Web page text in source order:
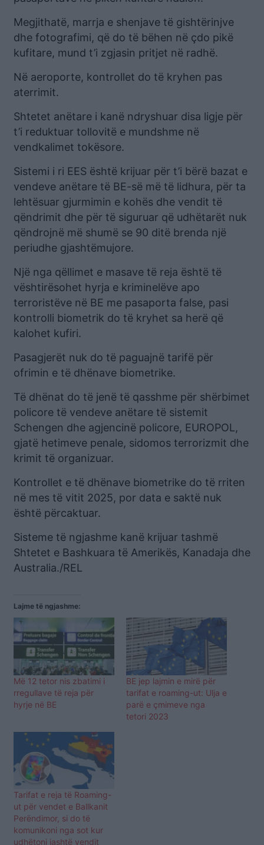
Megjithatë, marrja e shenjave të gishtërinjve
dhe fotografimi, që do të bëhen në çdo pikë
kufitare, mund t’i zgjasin pritjet në radhë.
Në aeroporte, kontrollet do të kryhen pas
aterrimit.
Shtetet anëtare i kanë ndryshuar disa ligje për
t’i reduktuar tollovitë e mundshme në
vendkalimet tokësore.
Sistemi i ri EES është krijuar për t’i bërë bazat e
vendeve anëtare të BE-së më të lidhura, për ta
lehtësuar gjurmimin e kohës dhe vendit të
qëndrimit dhe për të siguruar që udhëtarët nuk
qëndrojnë më shumë se 90 ditë brenda një
periudhe gjashtëmujore.
Një nga qëllimet e masave të reja është të
vështirësohet hyrja e kriminelëve apo
terroristëve në BE me pasaporta false, pasi
kontrolli biometrik do të kryhet sa herë që
kalohet kufiri.
Pasagjerët nuk do të paguajnë tarifë për
ofrimin e të dhënave biometrike.
Të dhënat do të jenë të qasshme për shërbimet
policore të vendeve anëtare të sistemit
Schengen dhe agjencinë policore, EUROPOL,
gjatë hetimeve penale, sidomos terrorizmit dhe
krimit të organizuar.
Kontrollet e të dhënave biometrike do të rriten
në mes të vitit 2025, por data e saktë nuk
është përcaktuar.
Sisteme të ngjashme kanë krijuar tashmë
Shtetet e Bashkuara të Amerikës, Kanadaja dhe
Australia./REL
Lajme të ngjashme:
Më 12 tetor nis zbatimi i
rregullave të reja për
hyrje në BE
BE jep lajmin e mirë për
tarifat e roaming-ut: Ulja e
parë e çmimeve nga
tetori 2023
Tarifat e reja të Roaming-
ut për vendet e Ballkanit
Perëndimor, si do të
komunikoni nga sot kur
udhëtoni jashtë vendit